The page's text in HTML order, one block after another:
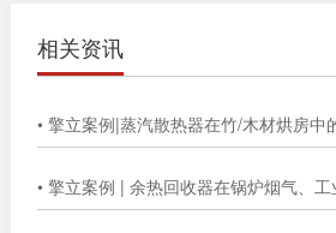
相关资讯
• 擎立案例|蒸汽散热器在竹/木材烘房中